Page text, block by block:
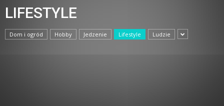
LIFESTYLE
Dom i ogród Hobby Jedzenie Lifestyle Ludzie